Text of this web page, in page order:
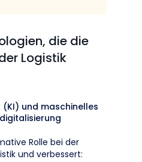
die die
Logistik
und maschinelles
Rolle bei der
und verbessert: